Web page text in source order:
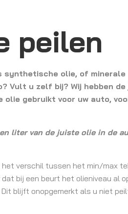
peilen
synthetische olie, of minerale
Vult u zelf bij? Wij hebben
olie gebruikt voor uw auto,
liter van de juiste olie in de
het verschil tussen het min/max
bij een beurt het olieniveau al
blijft onopgemerkt als u niet